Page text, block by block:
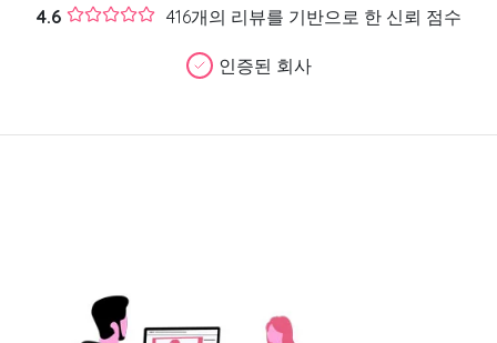
4.6 416개의 리뷰를 기반으로 한 신뢰 점수
인증된 회사